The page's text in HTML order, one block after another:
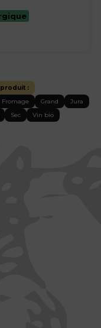
:
Fromage Grand
Jura
Sec Vin bio